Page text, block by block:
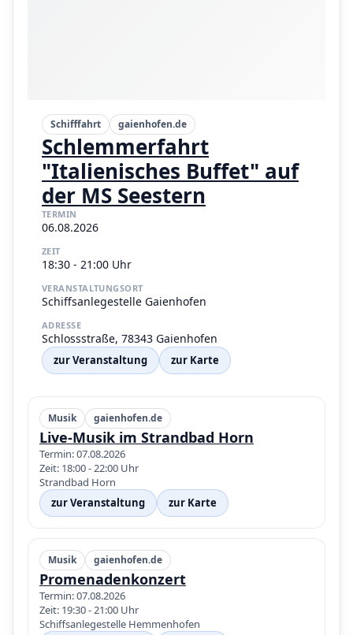
Schifffahrt gaienhofen.de
Schlemmerfahrt
"Italienisches Buffet" auf
der MS Seestern
TERMIN
06.08.2026
ZEIT
18:30 - 21:00 Uhr
VERANSTALTUNGSORT
Schiffsanlegestelle Gaienhofen
ADRESSE
Schlossstraße, 78343 Gaienhofen
zur Veranstaltung zur Karte
Musik gaienhofen.de
Live-Musik im Strandbad Horn
Termin: 07.08.2026
Zeit: 18:00 - 22:00 Uhr
Strandbad Horn
zur Veranstaltung
zur Karte
Musik gaienhofen.de
Promenadenkonzert
Termin: 07.08.2026
Zeit: 19:30 - 21:00 Uhr
Schiffsanlegestelle Hemmenhofen